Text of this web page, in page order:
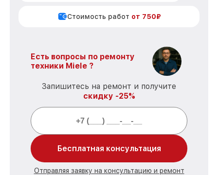
Стоимость работ от 750₽
Есть вопросы по ремонту
техники Miele ?
Запишитесь на ремонт и получите
скидку -25%
Бесплатная консультация
Отправляя заявку на консультацию и ремонт